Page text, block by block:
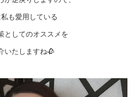
も愛用している
としてのオススメを
いたしますね🥀